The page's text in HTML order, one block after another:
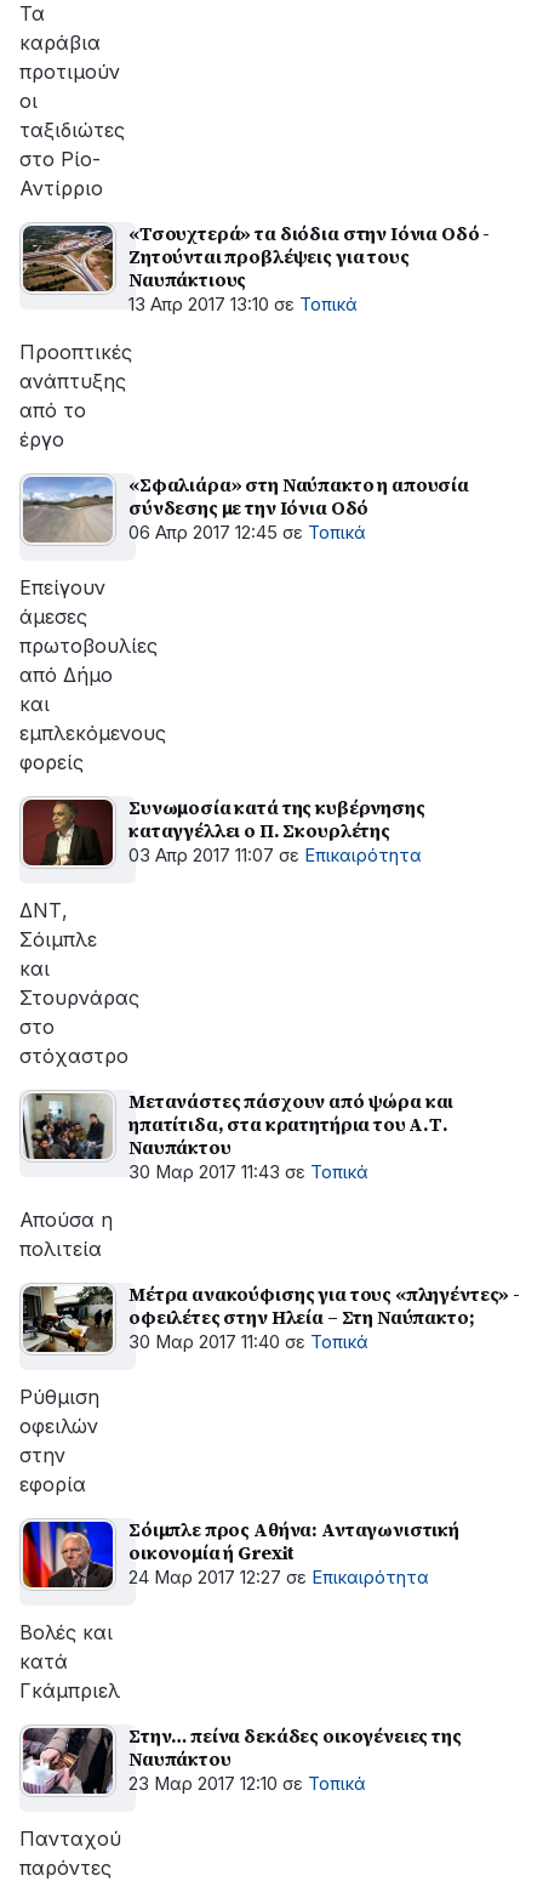
Τα
καράβια
προτιμούν
οι
ταξιδιώτες
στο Ρίο-
Αντίρριο
«Τσουχτερά» τα διόδια στην Ιόνια Οδό -
Ζητούνται προβλέψεις για τους
Ναυπάκτιους
13 Απρ 2017 13:10 σε Τοπικά
Προοπτικές
ανάπτυξης
από το
έργο
«Σφαλιάρα» στη Ναύπακτο η απουσία
σύνδεσης με την Ιόνια Οδό
06 Απρ 2017 12:45 σε Τοπικά
Επείγουν
άμεσες
πρωτοβουλίες
από Δήμο
και
εμπλεκόμενους
φορείς
Συνωμοσία κατά της κυβέρνησης
καταγγέλλει ο Π. Σκουρλέτης
03 Απρ 2017 11:07 σε Επικαιρότητα
ΔΝΤ,
Σόιμπλε
και
Στουρνάρας
στο
στόχαστρο
Μετανάστες πάσχουν από ψώρα και
ηπατίτιδα, στα κρατητήρια του Α.Τ.
Ναυπάκτου
30 Μαρ 2017 11:43 σε Τοπικά
Απούσα η
πολιτεία
Μέτρα ανακούφισης για τους «πληγέντες» -
οφειλέτες στην Ηλεία – Στη Ναύπακτο;
30 Μαρ 2017 11:40 σε Τοπικά
Ρύθμιση
οφειλών
στην
εφορία
Σόιμπλε προς Αθήνα: Ανταγωνιστική
οικονομία ή Grexit
24 Μαρ 2017 12:27 σε Επικαιρότητα
Βολές και
κατά
Γκάμπριελ
Στην… πείνα δεκάδες οικογένειες της
Ναυπάκτου
23 Μαρ 2017 12:10 σε Τοπικά
Πανταχού
παρόντες